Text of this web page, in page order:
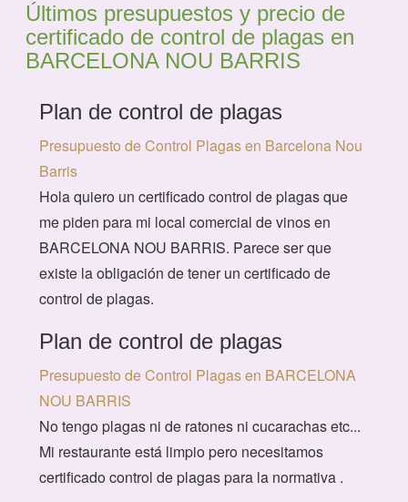
Últimos presupuestos y precio de
certificado de control de plagas en
BARCELONA NOU BARRIS
Plan de control de plagas
Presupuesto de Control Plagas en Barcelona Nou
Barris
Hola quiero un certificado control de plagas que
me piden para mi local comercial de vinos en
BARCELONA NOU BARRIS. Parece ser que
existe la obligación de tener un certificado de
control de plagas.
Plan de control de plagas
Presupuesto de Control Plagas en BARCELONA
NOU BARRIS
No tengo plagas ni de ratones ni cucarachas etc...
Mi restaurante está limpio pero necesitamos
certificado control de plagas para la normativa .